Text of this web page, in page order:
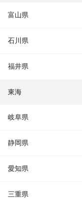
富山県
石川県
福井県
東海
岐阜県
静岡県
愛知県
三重県